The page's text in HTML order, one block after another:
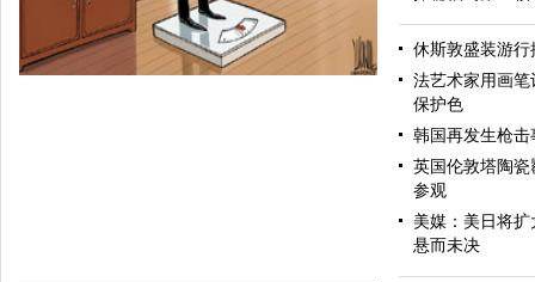
中东和平
休斯敦盛装游
法艺术家用画笔
保护色
韩国再发生枪
英国伦敦塔陶
参观
美媒：美日将
悬而未决